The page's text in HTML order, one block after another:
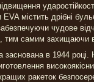
EVA містить дрібні
чудове
тим самим захищаючи
в 1944
ракеток